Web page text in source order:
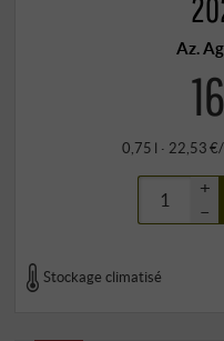
Az.
0,75 l · 22,53
+
–
Stockage climatisé